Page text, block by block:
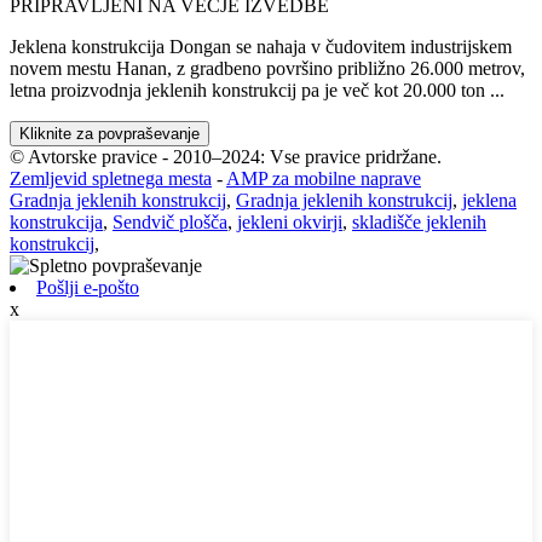
PRIPRAVLJENI NA VEČJE IZVEDBE
Jeklena konstrukcija Dongan se nahaja v čudovitem industrijskem
novem mestu Hanan, z gradbeno površino približno 26.000 metrov,
letna proizvodnja jeklenih konstrukcij pa je več kot 20.000 ton ...
Kliknite za povpraševanje
© Avtorske pravice - 2010–2024: Vse pravice pridržane.
Zemljevid spletnega mesta - AMP za mobilne naprave
Gradnja jeklenih konstrukcij, Gradnja jeklenih konstrukcij, jeklena
konstrukcija, Sendvič plošča, jekleni okvirji, skladišče jeklenih
konstrukcij,
Pošlji e-pošto
x